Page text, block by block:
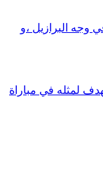
في وجه البرازيل ،و
لمثله في مباراة